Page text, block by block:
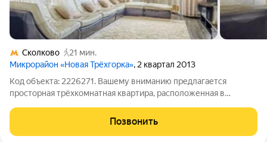
Сколково
21 мин.
Микрорайон «Новая Трёхгорка», 2 квартал 2013
Код объекта: 2226271. Вашему вниманию предлагается
просторная трёхкомнатная квартира, расположенная в
Этот объект недвижимости представляет собой идеальный
выбор для тех, кто ценит высокий
Позвонить